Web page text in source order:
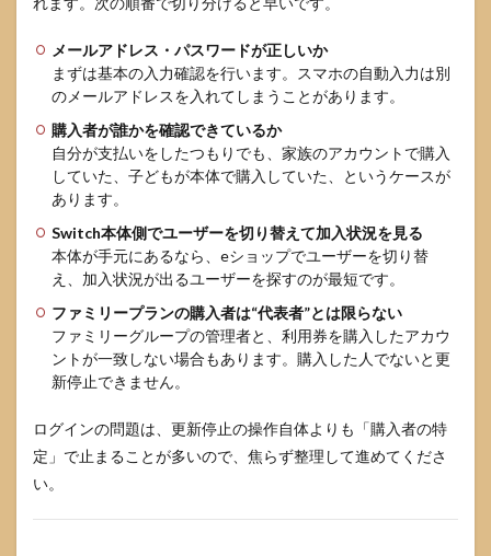
メールアドレス・パスワードが正しいか
まずは基本の入力確認を行います。スマホの自動入力は別
のメールアドレスを入れてしまうことがあります。
購入者が誰かを確認できているか
自分が支払いをしたつもりでも、家族のアカウントで購入
していた、子どもが本体で購入していた、というケースが
あります。
Switch本体側でユーザーを切り替えて加入状況を見る
本体が手元にあるなら、eショップでユーザーを切り替
え、加入状況が出るユーザーを探すのが最短です。
ファミリープランの購入者は“代表者”とは限らない
ファミリーグループの管理者と、利用券を購入したアカウ
ントが一致しない場合もあります。購入した人でないと更
新停止できません。
ログインの問題は、更新停止の操作自体よりも「購入者の特
定」で止まることが多いので、焦らず整理して進めてくださ
い。